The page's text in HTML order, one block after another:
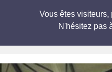
Vous êtes
N'hésitez pas